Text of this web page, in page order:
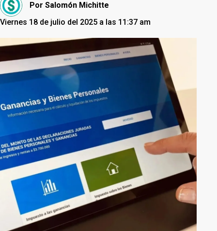
Por Salomón Michitte
Viernes 18 de julio del 2025 a las 11:37 am